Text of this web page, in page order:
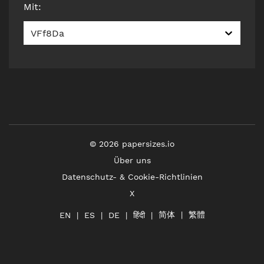
Mit:
VFf8Da
© 2026 papersizes.io
Über uns
Datenschutz- & Cookie-Richtlinien
X
EN ES DE हिंदी 简体 繁體